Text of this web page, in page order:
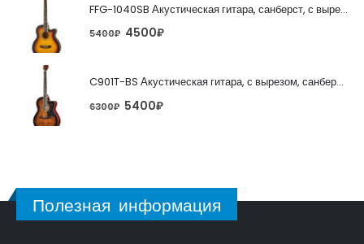
FFG-1040SB Акустическая гитара, санберст, с вырезом, Foix
5400₽ 4500₽
C901T-BS Акустическая гитара, с вырезом, санберст, Caraya
6300₽ 5400₽
Полезная информация